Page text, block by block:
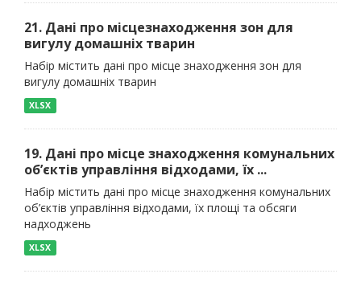
21. Дані про місцезнаходження зон для
вигулу домашніх тварин
Набір містить дані про місце знаходження зон для
вигулу домашніх тварин
XLSX
19. Дані про місце знаходження комунальних
об’єктів управління відходами, їх ...
Набір містить дані про місце знаходження комунальних
об’єктів управління відходами, їх площі та обсяги
надходжень
XLSX